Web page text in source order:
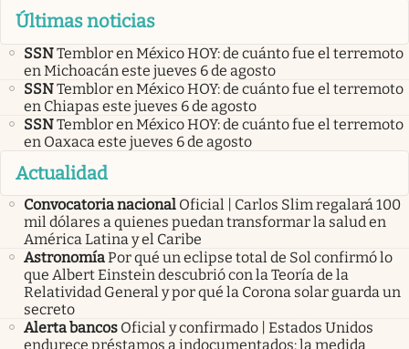
Últimas noticias
SSNTemblor en México HOY: de cuánto fue el terremoto
en Michoacán este jueves 6 de agosto
SSNTemblor en México HOY: de cuánto fue el terremoto
en Chiapas este jueves 6 de agosto
SSNTemblor en México HOY: de cuánto fue el terremoto
en Oaxaca este jueves 6 de agosto
Actualidad
Convocatoria nacional Oficial | Carlos Slim regalará 100
mil dólares a quienes puedan transformar la salud en
América Latina y el Caribe
AstronomíaPor qué un eclipse total de Sol confirmó lo
que Albert Einstein descubrió con la Teoría de la
Relatividad General y por qué la Corona solar guarda un
secreto
Alerta bancos Oficial y confirmado | Estados Unidos
endurece préstamos a indocumentados: la medida